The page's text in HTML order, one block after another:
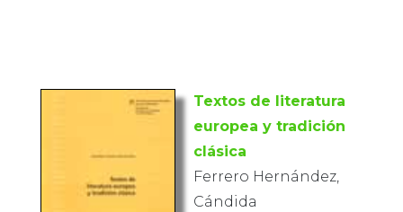
Textos de literatura
europea y tradición
clásica
Ferrero Hernández,
Cándida